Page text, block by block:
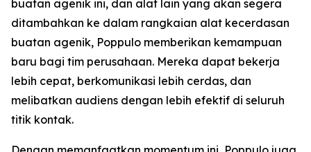
buatan agenik ini, dan alat lain yang akan segera
ditambahkan ke dalam rangkaian alat kecerdasan
buatan agenik, Poppulo memberikan kemampuan
baru bagi tim perusahaan. Mereka dapat bekerja
lebih cepat, berkomunikasi lebih cerdas, dan
melibatkan audiens dengan lebih efektif di seluruh
titik kontak.